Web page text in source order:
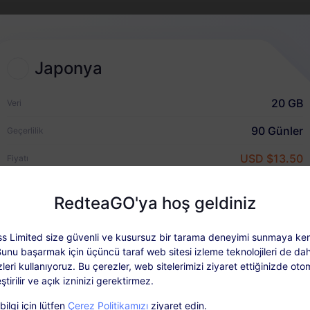
eSIM planı seçin
Hızlı Kılavuz
Japonya
Veri 20 GB
Geçerlilik 90 Günler
Fiyatı USD $13.50
Detayları Kapsam ve Ağlar Kullanıcı
Paketi etkinleştirdikten sonra ‘Siparişlerim’ bölümünden yükleyin.
kart gerektirmez. Lütfen satın aldıktan sonra 30 gün içinde
RedteaGO'ya hoş geldiniz
Limited size güvenli ve kusursuz bir tarama deneyimi sunmaya
başarmak için üçüncü taraf web sitesi izleme teknolojileri de
kullanıyoruz. Bu çerezler, web sitelerimizi ziyaret ettiğinizde
ve açık izninizi gerektirmez.
için lütfen Çerez Politikamızı ziyaret edin.